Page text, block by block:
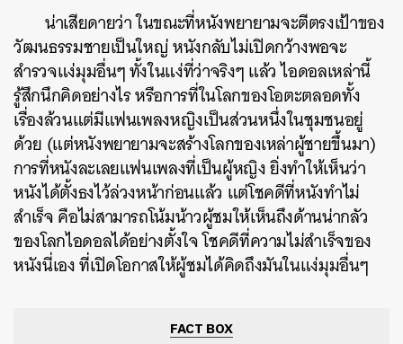
น่าเสียดายว่า ในขณะที่หนังพยายามจะตีตรงเป้าของ
วัฒนธรรมชายเป็นใหญ่ หนังกลับไม่เปิดกว้างพอจะ
สำรวจแง่มุมอื่นๆ ทั้งในแง่ที่ว่าจริงๆ แล้ว ไอดอลเหล่านี้
รู้สึกนึกคิดอย่างไร หรือการที่ในโลกของโอตะตลอดทั้ง
เรื่องล้วนแต่มีแฟนเพลงหญิงเป็นส่วนหนึ่งในชุมชนอยู่
ด้วย (แต่หนังพยายามจะสร้างโลกของเหล่าผู้ชายขึ้นมา)
การที่หนังละเลยแฟนเพลงที่เป็นผู้หญิง ยิ่งทำให้เห็นว่า
หนังได้ตั้งธงไว้ล่วงหน้าก่อนแล้ว แต่โชคดีที่หนังทำไม่
สำเร็จ คือไม่สามารถโน้มน้าวผู้ชมให้เห็นถึงด้านน่ากลัว
ของโลกไอดอลได้อย่างตั้งใจ โชคดีที่ความไม่สำเร็จของ
หนังนี่เอง ที่เปิดโอกาสให้ผู้ชมได้คิดถึงมันในแง่มุมอื่นๆ
FACT BOX